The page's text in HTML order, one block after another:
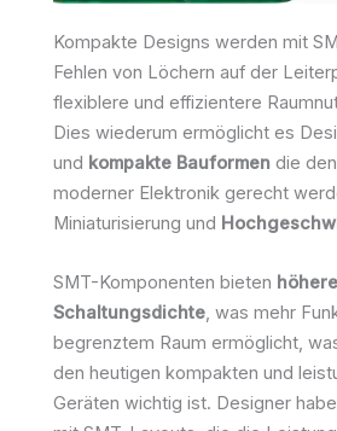
Kompakte Designs werden mit
Fehlen von Löchern auf der
flexiblere und effizientere
Dies wiederum ermöglicht es
und kompakte Bauformen die
moderner Elektronik gerecht
Miniaturisierung und
SMT-Komponenten bieten höhere
Schaltungsdichte , was mehr
begrenztem Raum ermöglicht,
den heutigen kompakten und
Geräten wichtig ist. Designer